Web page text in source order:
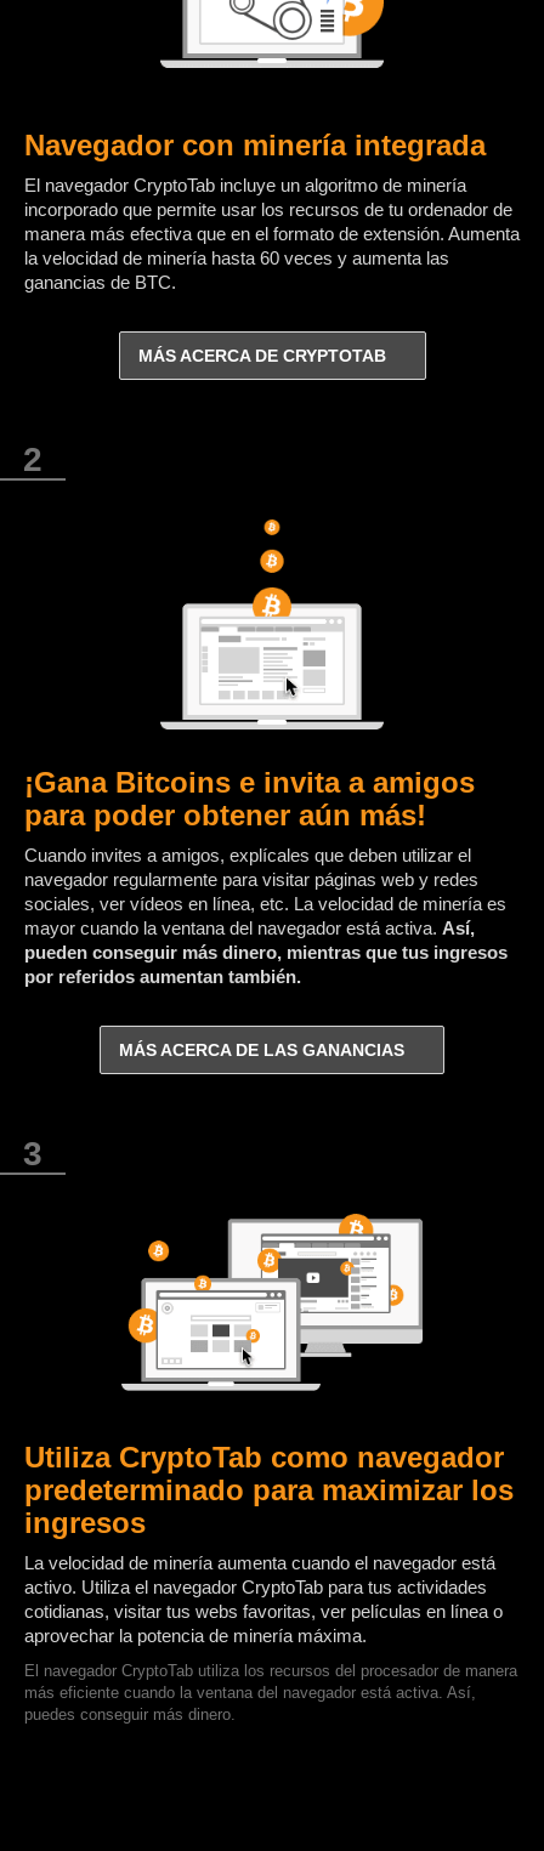
Navegador con minería integrada
El navegador CryptoTab incluye un algoritmo de minería
incorporado que permite usar los recursos de tu ordenador de
manera más efectiva que en el formato de extensión. Aumenta
la velocidad de minería hasta 60 veces y aumenta las
ganancias de BTC.
MÁS ACERCA DE CRYPTOTAB
¡Gana Bitcoins e invita a amigos
para poder obtener aún más!
Cuando invites a amigos, explícales que deben utilizar el
navegador regularmente para visitar páginas web y redes
sociales, ver vídeos en línea, etc. La velocidad de minería es
mayor cuando la ventana del navegador está activa. Así,
pueden conseguir más dinero, mientras que tus ingresos
por referidos aumentan también.
MÁS ACERCA DE LAS GANANCIAS
Utiliza CryptoTab como navegador
predeterminado para maximizar los
ingresos
La velocidad de minería aumenta cuando el navegador está
activo. Utiliza el navegador CryptoTab para tus actividades
cotidianas, visitar tus webs favoritas, ver películas en línea o
aprovechar la potencia de minería máxima.
El navegador CryptoTab utiliza los recursos del procesador de manera
más eficiente cuando la ventana del navegador está activa. Así,
puedes conseguir más dinero.